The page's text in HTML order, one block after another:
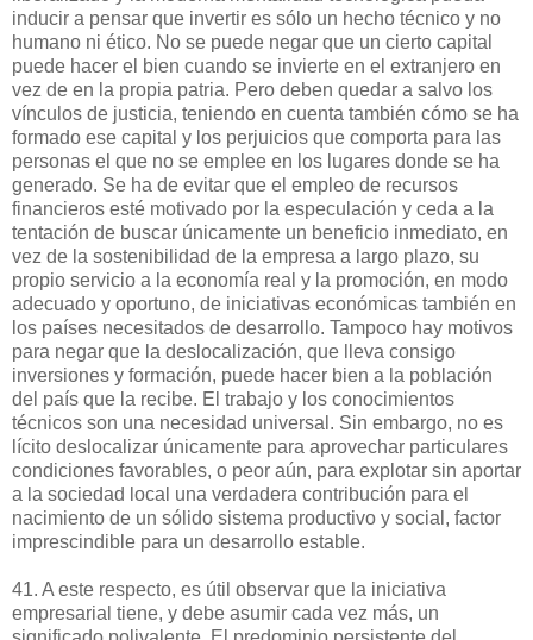
inducir a pensar que invertir es sólo un hecho técnico y no
humano ni ético. No se puede negar que un cierto capital
puede hacer el bien cuando se invierte en el extranjero en
vez de en la propia patria. Pero deben quedar a salvo los
vínculos de justicia, teniendo en cuenta también cómo se ha
formado ese capital y los perjuicios que comporta para las
personas el que no se emplee en los lugares donde se ha
generado. Se ha de evitar que el empleo de recursos
financieros esté motivado por la especulación y ceda a la
tentación de buscar únicamente un beneficio inmediato, en
vez de la sostenibilidad de la empresa a largo plazo, su
propio servicio a la economía real y la promoción, en modo
adecuado y oportuno, de iniciativas económicas también en
los países necesitados de desarrollo. Tampoco hay motivos
para negar que la deslocalización, que lleva consigo
inversiones y formación, puede hacer bien a la población
del país que la recibe. El trabajo y los conocimientos
técnicos son una necesidad universal. Sin embargo, no es
lícito deslocalizar únicamente para aprovechar particulares
condiciones favorables, o peor aún, para explotar sin aportar
a la sociedad local una verdadera contribución para el
nacimiento de un sólido sistema productivo y social, factor
imprescindible para un desarrollo estable.
41. A este respecto, es útil observar que la iniciativa
empresarial tiene, y debe asumir cada vez más, un